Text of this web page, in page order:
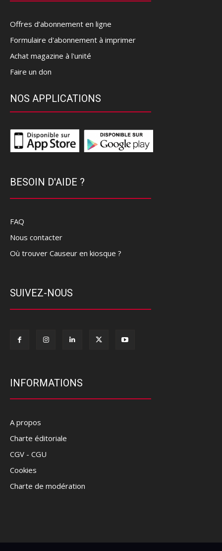
Offres d’abonnement en ligne
Formulaire d'abonnement à imprimer
Achat magazine à l'unité
Faire un don
NOS APPLICATIONS
BESOIN D'AIDE ?
FAQ
Nous contacter
Où trouver Causeur en kiosque ?
SUIVEZ-NOUS
INFORMATIONS
A propos
Charte éditoriale
CGV - CGU
Cookies
Charte de modération